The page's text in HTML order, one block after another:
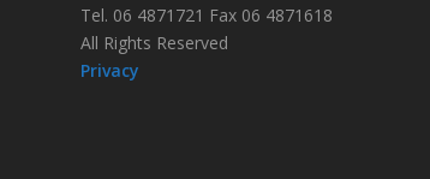
Tel. 06 4871721 Fax 06 4871618
All Rights Reserved
Privacy